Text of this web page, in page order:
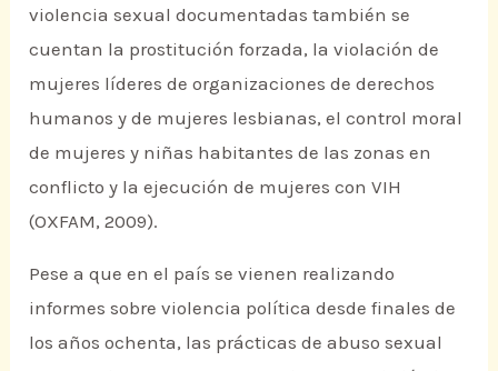
violencia sexual documentadas también se
cuentan la prostitución forzada, la violación de
mujeres líderes de organizaciones de derechos
humanos y de mujeres lesbianas, el control moral
de mujeres y niñas habitantes de las zonas en
conflicto y la ejecución de mujeres con VIH
(OXFAM, 2009).
Pese a que en el país se vienen realizando
informes sobre violencia política desde finales de
los años ochenta, las prácticas de abuso sexual